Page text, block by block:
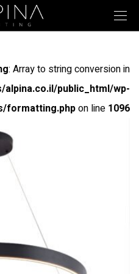
: Array to string conversion in
public_html/wp-
formatting.phpon line 1096
: Array to string conversion in
public_html/wp-
formatting.php
: Array to string conversion in
public_html/wp-
formatting.php on line